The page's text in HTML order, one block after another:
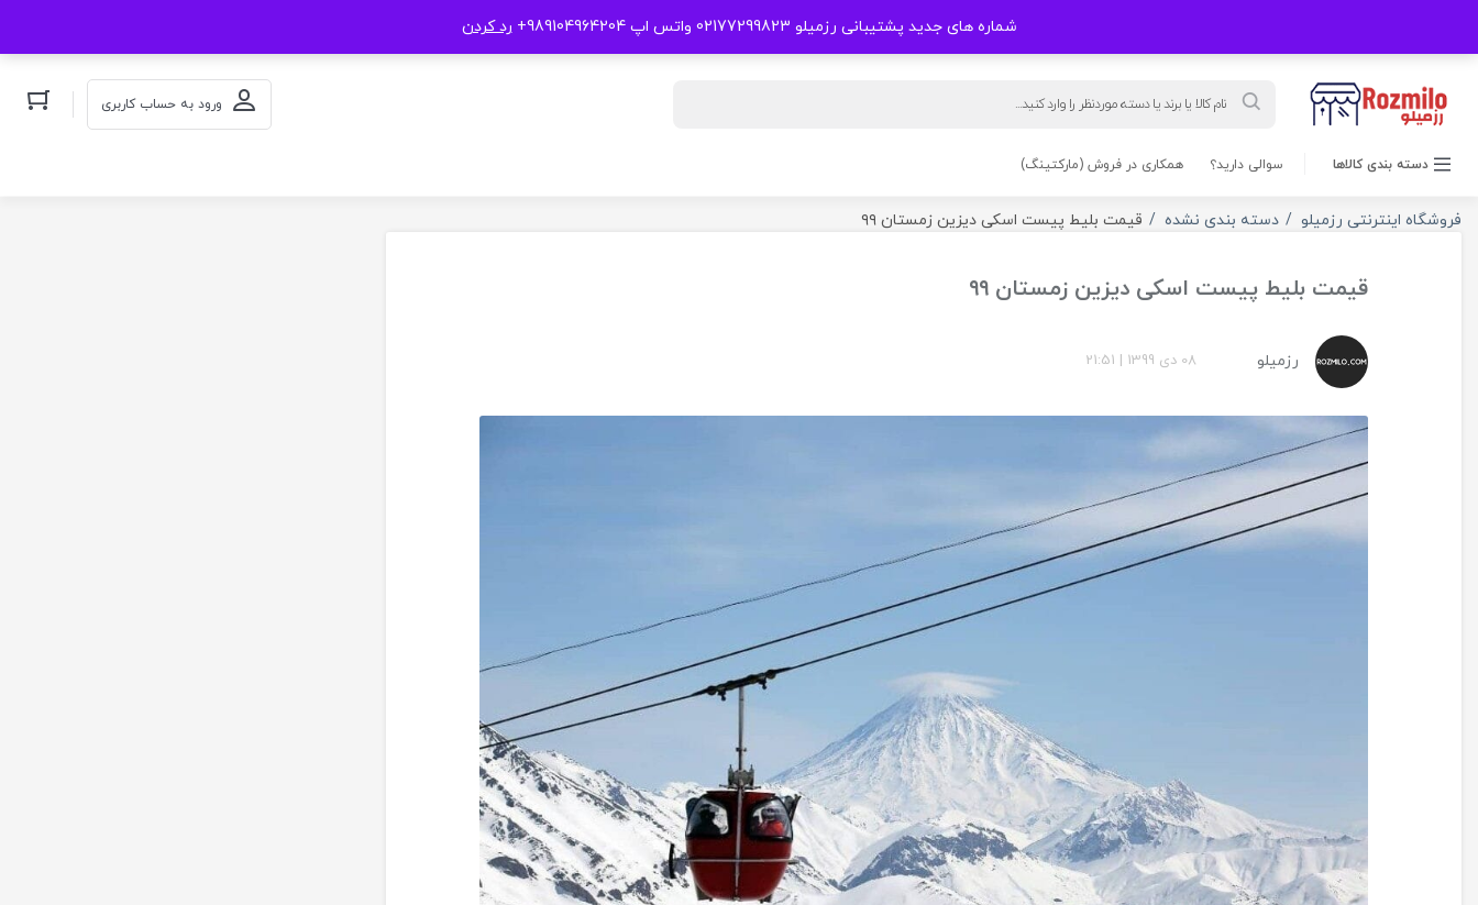
شماره های جدید پشتیبانی رزمیلو 02177299823 واتس اپ 989104964204+ رد کردن
search ورود به حساب کاربری
دسته بندی کالاها سوالی دارید؟ همکاری در فروش (مارکتینگ)
فروشگاه اینترنتی رزمیلو دسته بندی نشده قیمت بلیط پیست اسکی دیزین زمستان ۹۹
قیمت بلیط پیست اسکی دیزین زمستان ۹۹
رزمیلو 08 دی 1399 |
21:51